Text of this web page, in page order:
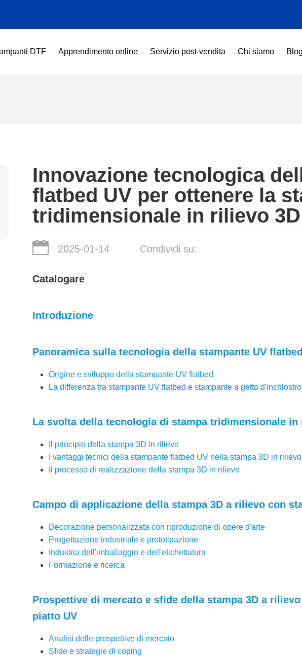
DTF Apprendimento online Servizio post-vendita Chi siamo Blog
Innovazione tecnologica
flatbed UV per ottenere la
tridimensionale in rilievo 3D
2025-01-14 Condividi su:
Catalogare
Introduzione
Panoramica sulla tecnologia della stampante UV flatbed
Origine e sviluppo della stampante UV flatbed
La differenza tra stampante UV flatbed e stampante a getto d'inchiostro
La svolta della tecnologia di stampa tridimensionale in
Il principio della stampa 3D in rilievo
I vantaggi tecnici della stampante flatbed UV nella stampa 3D in rilievo
Il processo di realizzazione della stampa 3D in rilievo
Campo di applicazione della stampa 3D a rilievo con
Decorazione personalizzata con riproduzione di opere d'arte
Progettazione industriale e prototipazione
Industria dell'imballaggio e dell'etichettatura
Formazione e ricerca
Prospettive di mercato e sfide della stampa 3D a
piatto UV
Analisi delle prospettive di mercato
Sfide e strategie di coping